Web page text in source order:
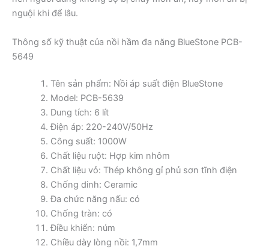
nguội khi để lâu.
Thông số kỹ thuật của nồi hầm đa năng BlueStone PCB-
5649
Tên sản phẩm: Nồi áp suất điện BlueStone
Model: PCB-5639
Dung tích: 6 lít
Điện áp: 220-240V/50Hz
Công suất: 1000W
Chất liệu ruột: Hợp kim nhôm
Chất liệu vỏ: Thép không gỉ phủ sơn tĩnh điện
Chống dinh: Ceramic
Đa chức năng nấu: có
Chống tràn: có
Điều khiển: núm
Chiều dày lòng nồi: 1,7mm